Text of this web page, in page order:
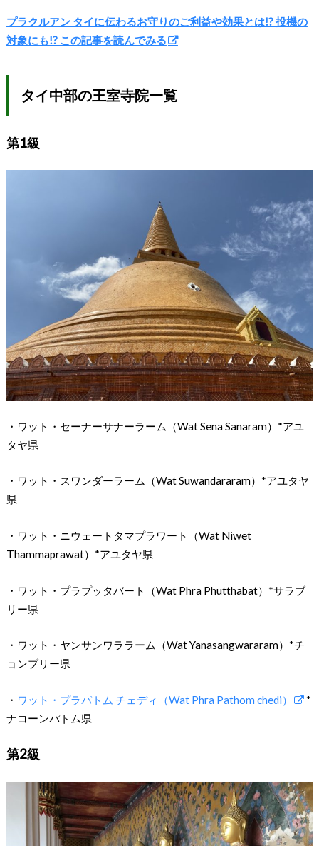
プラクルアン タイに伝わるお守りのご利益や効果とは!? 投機の
対象にも!? この記事を読んでみる
タイ中部の王室寺院一覧
第1級
・ワット・セーナーサナーラーム（Wat Sena Sanaram）*アユ
タヤ県
・ワット・スワンダーラーム（Wat Suwandararam）*アユタヤ
県
・ワット・ニウェートタマプラワート（Wat Niwet
Thammaprawat）*アユタヤ県
・ワット・プラプッタバート（Wat Phra Phutthabat）*サラブ
リー県
・ワット・ヤンサンワララーム（Wat Yanasangwararam）*チ
ョンブリー県
・ ワット・プラパトム チェディ（Wat Phra Pathom chedi）
*
ナコーンパトム県
第2級